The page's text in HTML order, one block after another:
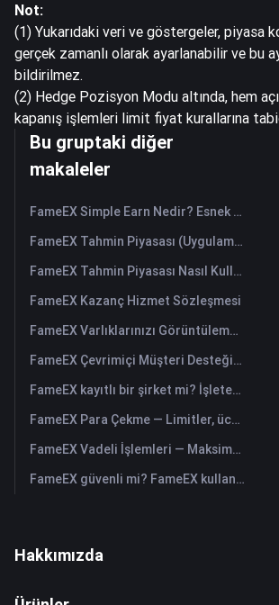
Not:
(1) Yukarıdaki veri ve göstergeler, piyasa
gerçek zamanlı olarak ayarlanabilir ve bu
bildirilmez.
(2) Hedge Pozisyon Modu altında, hem
kapanış işlemleri limit fiyat kurallarına
Bu gruptaki diğer
makaleler
FameEX Simple Earn Nedir? Esnek ve Sabit Ürünlere İlişkin Bir Kılavuz
FameEX Tahmin Piyasası (Uygulaması) Nasıl Kullanılır?
FameEX Tahmin Piyasası Nasıl Kullanılır? (Web)
FameEX Kazanç Hizmet Sözleşmesi
FameEX Varlıklarınızı Görüntüleme ve Para Transferi Nasıl Yapılır? (Uygulama)
FameEX Çevrimiçi Müşteri Desteğiyle Nasıl İletişime Geçilir?
FameEX kayıtlı bir şirket mi? İşleten tüzel kişilik ve kayıt
FameEX Para Çekme — Limitler, ücretler ve süreler
FameEX Vadeli İşlemleri — Maksimum kaldıraç, ücretler ve USDⓈ-M sürekli
FameEX güvenli mi? FameEX kullanıcı varlıklarını nasıl korur
Hakkımızda